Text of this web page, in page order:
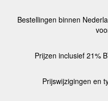
Bestellingen binnen
Prijzen inclusief 21%
Prijswijzigingen en